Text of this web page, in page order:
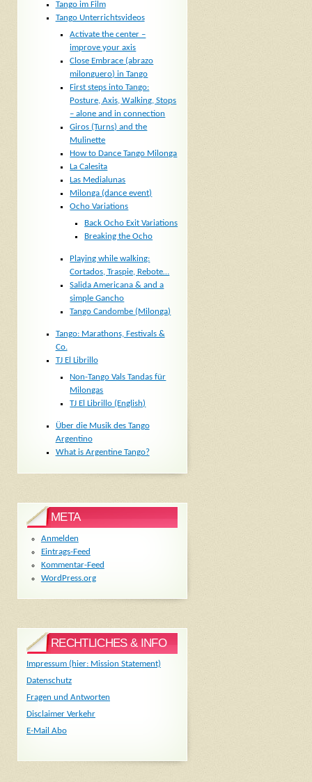
Tango im Film
Tango Unterrichtsvideos
Activate the center –
improve your axis
Close Embrace (abrazo
milonguero) in Tango
First steps into Tango:
Posture, Axis, Walking, Stops
– alone and in connection
Giros (Turns) and the
Mulinette
How to Dance Tango Milonga
La Calesita
Las Medialunas
Milonga (dance event)
Ocho Variations
Back Ocho Exit Variations
Breaking the Ocho
Playing while walking:
Cortados, Traspie, Rebote…
Salida Americana & and a
simple Gancho
Tango Candombe (Milonga)
Tango: Marathons, Festivals &
Co.
TJ El Librillo
Non-Tango Vals Tandas für
Milongas
TJ El Librillo (English)
Über die Musik des Tango
Argentino
What is Argentine Tango?
META
Anmelden
Eintrags-Feed
Kommentar-Feed
WordPress.org
RECHTLICHES & INFO
Impressum (hier: Mission Statement)
Datenschutz
Fragen und Antworten
Disclaimer Verkehr
E-Mail Abo